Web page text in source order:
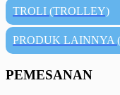
TROLI (TROLLEY)
PRODUK LAINNYA
PEMESANAN